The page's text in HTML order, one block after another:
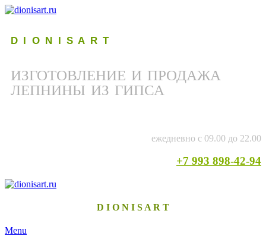
D I O N I S A R T
ИЗГОТОВЛЕНИЕ И ПРОДАЖА
ЛЕПНИНЫ ИЗ ГИПСА
ежедневно с 09.00 до 22.00
+7 993 898-42-94
D I O N I S A R T
Menu